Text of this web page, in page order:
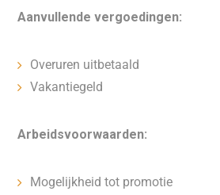
Aanvullende vergoedingen:
Overuren uitbetaald
Vakantiegeld
Arbeidsvoorwaarden:
Mogelijkheid tot promotie